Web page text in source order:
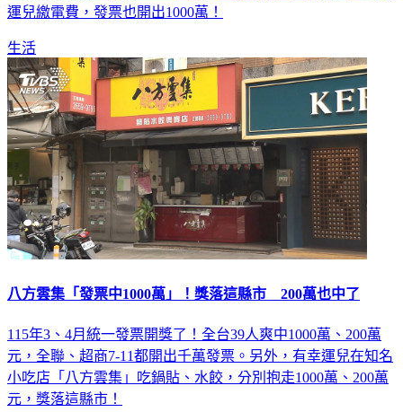
運兒繳電費，發票也開出1000萬！
生活
八方雲集「發票中1000萬」！獎落這縣市 200萬也中了
115年3、4月統一發票開獎了！全台39人爽中1000萬、200萬
元，全聯、超商7-11都開出千萬發票。另外，有幸運兒在知名
小吃店「八方雲集」吃鍋貼、水餃，分別抱走1000萬、200萬
元，獎落這縣市！